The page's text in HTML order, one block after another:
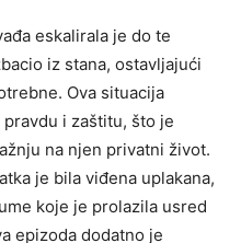
eskalirala je do te
iz stana, ostavljajući
Ova situacija
i zaštitu, što je
na njen privatni život.
je bila viđena uplakana,
koje je prolazila usred
epizoda dodatno je